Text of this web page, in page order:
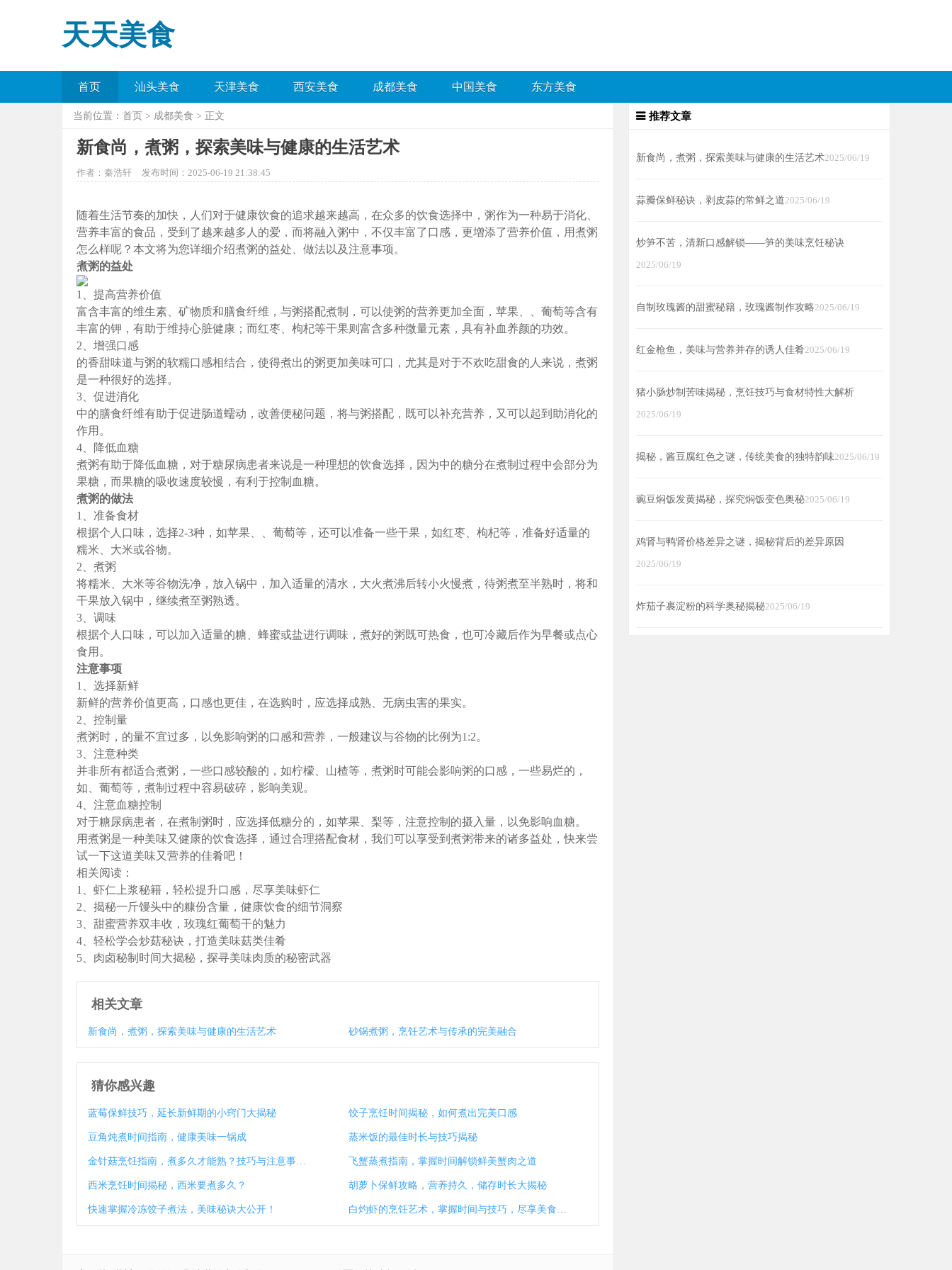
天天美食
首页 汕头美食 天津美食 西安美食 成都美食 中国美食 东方美食
当前位置： 首页 > 成都美食 > 正文
新食尚，煮粥，探索美味与健康的生活艺术
作者：秦浩轩 发布时间：2025-06-19 21:38:45
随着生活节奏的加快，人们对于健康饮食的追求越来越高，在众多的饮食选择中，粥作为一种易于消化、
营养丰富的食品，受到了越来越多人的爱，而将融入粥中，不仅丰富了口感，更增添了营养价值，用煮粥
怎么样呢？本文将为您详细介绍煮粥的益处、做法以及注意事项。
煮粥的益处
1、提高营养价值
富含丰富的维生素、矿物质和膳食纤维，与粥搭配煮制，可以使粥的营养更加全面，苹果、、葡萄等含有
丰富的钾，有助于维持心脏健康；而红枣、枸杞等干果则富含多种微量元素，具有补血养颜的功效。
2、增强口感
的香甜味道与粥的软糯口感相结合，使得煮出的粥更加美味可口，尤其是对于不欢吃甜食的人来说，煮粥
是一种很好的选择。
3、促进消化
中的膳食纤维有助于促进肠道蠕动，改善便秘问题，将与粥搭配，既可以补充营养，又可以起到助消化的
作用。
4、降低血糖
煮粥有助于降低血糖，对于糖尿病患者来说是一种理想的饮食选择，因为中的糖分在煮制过程中会部分为
果糖，而果糖的吸收速度较慢，有利于控制血糖。
煮粥的做法
1、准备食材
根据个人口味，选择2-3种，如苹果、、葡萄等，还可以准备一些干果，如红枣、枸杞等，准备好适量的
糯米、大米或谷物。
2、煮粥
将糯米、大米等谷物洗净，放入锅中，加入适量的清水，大火煮沸后转小火慢煮，待粥煮至半熟时，将和
干果放入锅中，继续煮至粥熟透。
3、调味
根据个人口味，可以加入适量的糖、蜂蜜或盐进行调味，煮好的粥既可热食，也可冷藏后作为早餐或点心
食用。
注意事项
1、选择新鲜
新鲜的营养价值更高，口感也更佳，在选购时，应选择成熟、无病虫害的果实。
2、控制量
煮粥时，的量不宜过多，以免影响粥的口感和营养，一般建议与谷物的比例为1:2。
3、注意种类
并非所有都适合煮粥，一些口感较酸的，如柠檬、山楂等，煮粥时可能会影响粥的口感，一些易烂的，
如、葡萄等，煮制过程中容易破碎，影响美观。
4、注意血糖控制
对于糖尿病患者，在煮制粥时，应选择低糖分的，如苹果、梨等，注意控制的摄入量，以免影响血糖。
用煮粥是一种美味又健康的饮食选择，通过合理搭配食材，我们可以享受到煮粥带来的诸多益处，快来尝
试一下这道美味又营养的佳肴吧！
相关阅读：
1、虾仁上浆秘籍，轻松提升口感，尽享美味虾仁
2、揭秘一斤馒头中的糠份含量，健康饮食的细节洞察
3、甜蜜营养双丰收，玫瑰红葡萄干的魅力
4、轻松学会炒菇秘诀，打造美味菇类佳肴
5、肉卤秘制时间大揭秘，探寻美味肉质的秘密武器
相关文章
新食尚，煮粥，探索美味与健康的生活艺术 砂锅煮粥，烹饪艺术与传承的完美融合
猜你感兴趣
蓝莓保鲜技巧，延长新鲜期的小窍门大揭秘 饺子烹饪时间揭秘，如何煮出完美口感
豆角炖煮时间指南，健康美味一锅成 蒸米饭的最佳时长与技巧揭秘
金针菇烹饪指南，煮多久才能熟？技巧与注意事项大揭秘 飞蟹蒸煮指南，掌握时间解锁鲜美蟹肉之道
西米烹饪时间揭秘，西米要煮多久？ 胡萝卜保鲜攻略，营养持久，储存时长大揭秘
快速掌握冷冻饺子煮法，美味秘诀大公开！ 白灼虾的烹饪艺术，掌握时间与技巧，尽享美食之乐
推荐文章
新食尚，煮粥，探索美味与健康的生活艺术2025/06/19
蒜瓣保鲜秘诀，剥皮蒜的常鲜之道2025/06/19
炒笋不苦，清新口感解锁——笋的美味烹饪秘诀
2025/06/19
自制玫瑰酱的甜蜜秘籍，玫瑰酱制作攻略2025/06/19
红金枪鱼，美味与营养并存的诱人佳肴2025/06/19
猪小肠炒制苦味揭秘，烹饪技巧与食材特性大解析
2025/06/19
揭秘，酱豆腐红色之谜，传统美食的独特韵味2025/06/19
豌豆焖饭发黄揭秘，探究焖饭变色奥秘2025/06/19
鸡肾与鸭肾价格差异之谜，揭秘背后的差异原因
2025/06/19
炸茄子裹淀粉的科学奥秘揭秘2025/06/19